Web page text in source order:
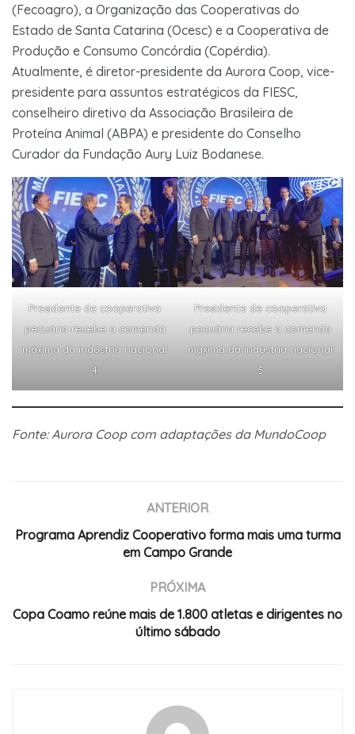
(Fecoagro), a Organização das Cooperativas do
Estado de Santa Catarina (Ocesc) e a Cooperativa de
Produção e Consumo Concórdia (Copérdia).
Atualmente, é diretor-presidente da Aurora Coop, vice-
presidente para assuntos estratégicos da FIESC,
conselheiro diretivo da Associação Brasileira de
Proteína Animal (ABPA) e presidente do Conselho
Curador da Fundação Aury Luiz Bodanese.
Presidente de cooperativa
pecuária recebe a comenda
máxima da indústria nacional
4
Presidente de cooperativa
pecuária recebe a comenda
máxima da indústria nacional
5
Fonte: Aurora Coop com adaptações da MundoCoop
ANTERIOR
Programa Aprendiz Cooperativo forma mais uma turma
em Campo Grande
PRÓXIMA
Copa Coamo reúne mais de 1.800 atletas e dirigentes no
último sábado